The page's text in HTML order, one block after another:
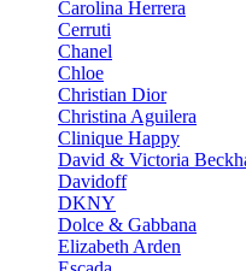
Carolina Herrera
Cerruti
Chanel
Chloe
Christian Dior
Christina Aguilera
Clinique Happy
David & Victoria
Davidoff
DKNY
Dolce & Gabbana
Elizabeth Arden